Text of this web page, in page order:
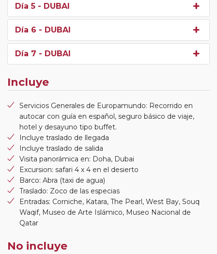
Día 5 - DUBAI
Día 6 - DUBAI
Día 7 - DUBAI
Incluye
Servicios Generales de Europamundo: Recorrido en
autocar con guía en español, seguro básico de viaje,
hotel y desayuno tipo buffet.
Incluye traslado de llegada
Incluye traslado de salida
Visita panorámica en: Doha, Dubai
Excursion: safari 4 x 4 en el desierto
Barco: Abra (taxi de agua)
Traslado: Zoco de las especias
Entradas: Corniche, Katara, The Pearl, West Bay, Souq
Waqif, Museo de Arte Islámico, Museo Nacional de
Qatar
No incluye